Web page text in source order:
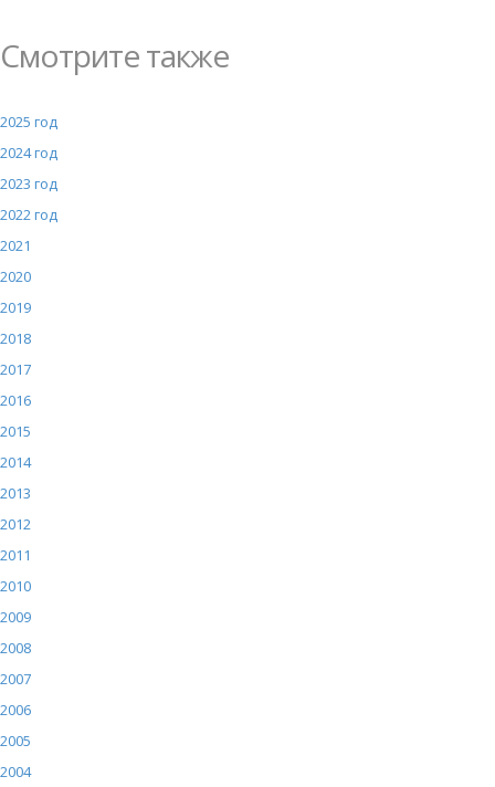
Смотрите также
2025 год
2024 год
2023 год
2022 год
2021
2020
2019
2018
2017
2016
2015
2014
2013
2012
2011
2010
2009
2008
2007
2006
2005
2004